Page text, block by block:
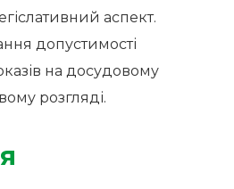
аспект.
допустимості
на досудовому
розгляді.